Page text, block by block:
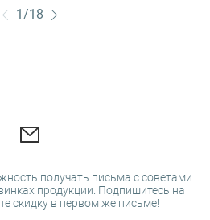
1/18
получать письма с советами
продукции. Подпишитесь на
скидку в первом же письме!